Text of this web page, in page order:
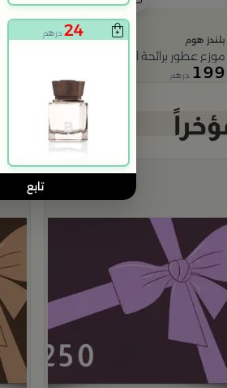
24درهم
تابع
بلندز هوم
موزع عطور برائحة الحديقة الصيفية 1000 مل من ليورا
199 درهم